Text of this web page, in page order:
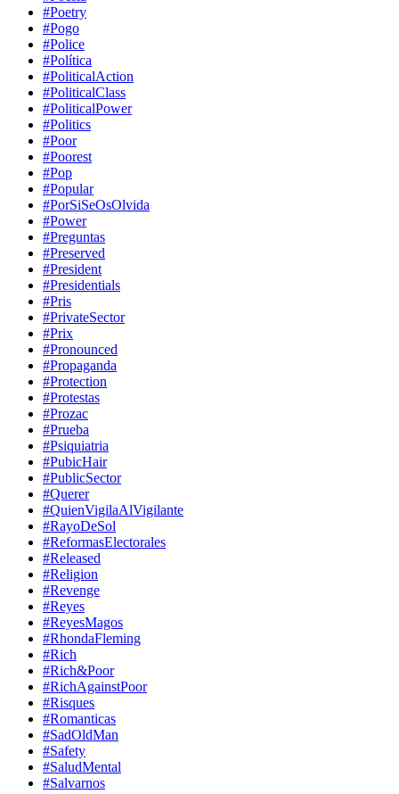
#Poetry
#Pogo
#Police
#Política
#PoliticalAction
#PoliticalClass
#PoliticalPower
#Politics
#Poor
#Poorest
#Pop
#Popular
#PorSiSeOsOlvida
#Power
#Preguntas
#Preserved
#President
#Presidentials
#Pris
#PrivateSector
#Prix
#Pronounced
#Propaganda
#Protection
#Protestas
#Prozac
#Prueba
#Psiquiatria
#PubicHair
#PublicSector
#Querer
#QuienVigilaAlVigilante
#RayoDeSol
#ReformasElectorales
#Released
#Religion
#Revenge
#Reyes
#ReyesMagos
#RhondaFleming
#Rich
#Rich&Poor
#RichAgainstPoor
#Risques
#Romanticas
#SadOldMan
#Safety
#SaludMental
#Salvarnos